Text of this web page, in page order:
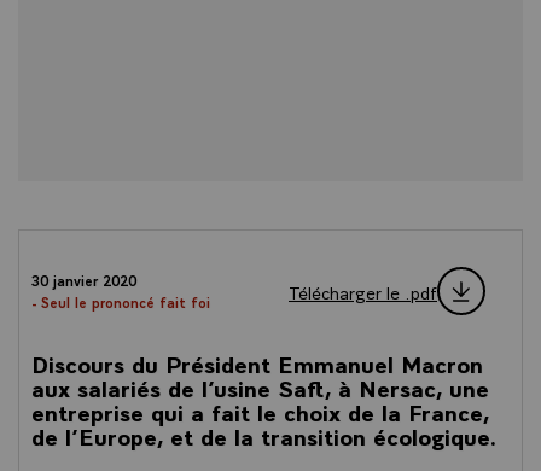
30 janvier 2020
- Seul le prononcé fait foi
Télécharger le .pdf
Discours du Président Emmanuel Macron
aux salariés de l’usine Saft, à Nersac, une
entreprise qui a fait le choix de la France,
de l’Europe, et de la transition écologique.